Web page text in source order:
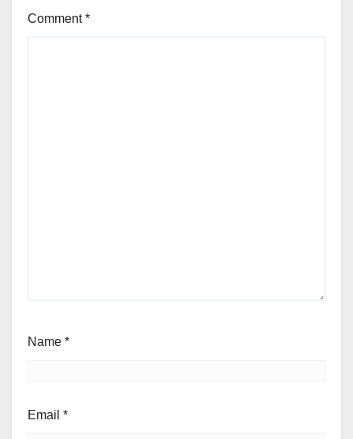
Comment*
Name *
Email *